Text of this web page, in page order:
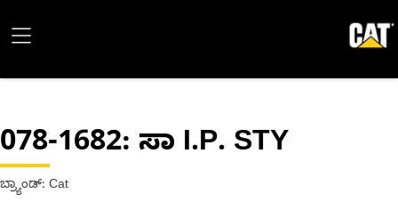
078-1682: ಸಾ I.P. STY
ಬ್ರ್ಯಾಂಡ್: Cat